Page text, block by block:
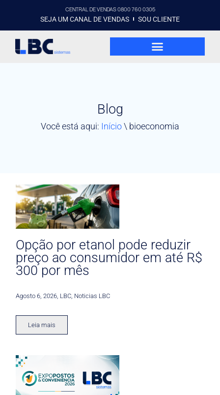
CENTRAL DE VENDAS 0800 760 0305
SEJA UM CANAL DE VENDAS SOU CLIENTE
Blog
Você está aqui: Início\ bioeconomia
Opção por etanol pode reduzir
preço ao consumidor em até R$
300 por mês
Agosto 6, 2026 LBC Noticias LBC
Leia mais